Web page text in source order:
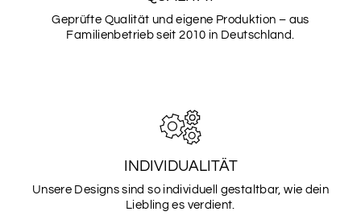
Geprüfte Qualität und eigene Produktion – aus
Familienbetrieb seit 2010 in Deutschland.
INDIVIDUALITÄT
Unsere Designs sind so individuell gestaltbar, wie dein
Liebling es verdient.